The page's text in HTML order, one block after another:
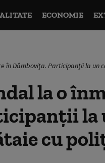
ECONOMIE
în Dâmboviţa. Participanţii la un
la o
la
cu